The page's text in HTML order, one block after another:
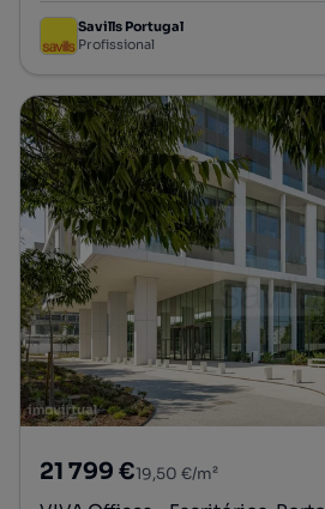
Savills Portugal
Profissional
21 799 €19,50 €/m²